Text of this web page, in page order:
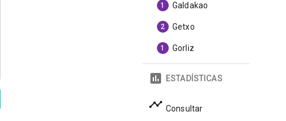
1 Galdakao
2 Getxo
1 Gorliz
ESTADÍSTICAS
Consultar